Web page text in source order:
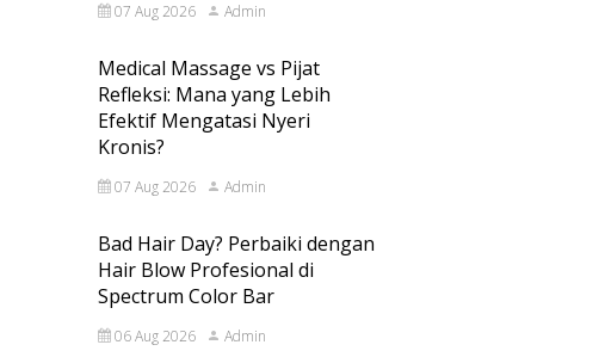
07 Aug 2026 Admin
Medical Massage vs Pijat
Refleksi: Mana yang Lebih
Efektif Mengatasi Nyeri
Kronis?
07 Aug 2026 Admin
Bad Hair Day? Perbaiki dengan
Hair Blow Profesional di
Spectrum Color Bar
06 Aug 2026 Admin